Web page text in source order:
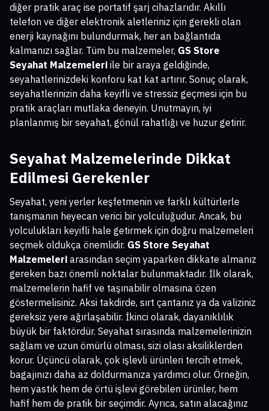
diğer pratik araç ise portatif şarj cihazlarıdır. Akıllı
telefon ve diğer elektronik aletleriniz için gerekli olan
enerji kaynağını bulundurmak, her an bağlantıda
kalmanızı sağlar. Tüm bu malzemeler, GS Store
Seyahat Malzemeleri ile bir araya geldiğinde,
seyahatlerinizdeki konforu kat kat artırır. Sonuç olarak,
seyahatlerinizin daha keyifli ve stressiz geçmesi için bu
pratik araçları mutlaka deneyin. Unutmayın, iyi
planlanmış bir seyahat, gönül rahatlığı ve huzur getirir.
Seyahat Malzemelerinde Dikkat
Edilmesi Gerekenler
Seyahat, yeni yerler keşfetmenin ve farklı kültürlerle
tanışmanın heyecan verici bir yolculuğudur. Ancak, bu
yolculukları keyifli hale getirmek için doğru malzemeleri
seçmek oldukça önemlidir. GS Store Seyahat
Malzemeleri arasından seçim yaparken dikkate almanız
gereken bazı önemli noktalar bulunmaktadır. İlk olarak,
malzemelerin hafif ve taşınabilir olmasına özen
göstermelisiniz. Aksi takdirde, sırt çantanız ya da valiziniz
gereksiz yere ağırlaşabilir. İkinci olarak, dayanıklılık
büyük bir faktördür. Seyahat sırasında malzemelerinizin
sağlam ve uzun ömürlü olması, sizi olası aksiliklerden
korur. Üçüncü olarak, çok işlevli ürünleri tercih etmek,
bagajınızı daha az doldurmanıza yardımcı olur. Örneğin,
hem yastık hem de örtü işlevi görebilen ürünler, hem
hafif hem de pratik bir seçimdir. Ayrıca, satın alacağınız